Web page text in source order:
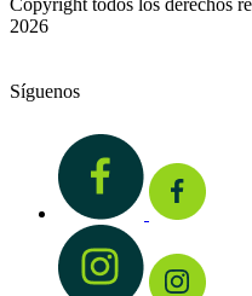
Copyright todos los derechos
2026
Síguenos